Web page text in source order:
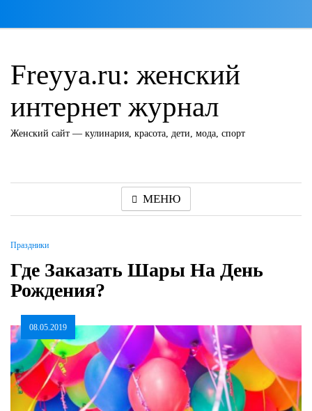
Freyya.ru: женский
интернет журнал
Женский сайт — кулинария, красота, дети, мода, спорт
МЕНЮ
Праздники
Где Заказать Шары На День
Рождения?
08.05.2019